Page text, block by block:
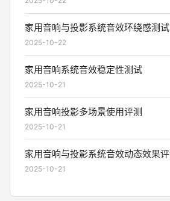
家用音响与投影系统音效环绕感测试
2025-10-22
家用音响系统音效稳定性测试
2025-10-21
家用音响投影多场景使用评测
2025-10-21
家用音响与投影系统音效动态效果
2025-10-21